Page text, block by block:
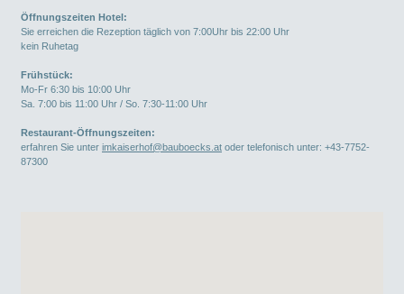
Öffnungszeiten Hotel:
Sie erreichen die Rezeption täglich von 7:00Uhr bis 22:00 Uhr
kein Ruhetag
Frühstück:
Mo-Fr 6:30 bis 10:00 Uhr
Sa. 7:00 bis 11:00 Uhr / So. 7:30-11:00 Uhr
Restaurant-Öffnungszeiten:
erfahren Sie unter imkaiserhof@bauboecks.at oder telefonisch unter: +43-7752-
87300